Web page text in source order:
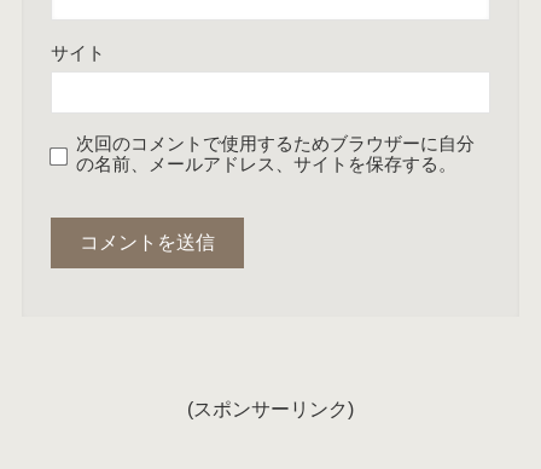
サイト
次回のコメントで使用するためブラウザーに自分
の名前、メールアドレス、サイトを保存する。
(スポンサーリンク)